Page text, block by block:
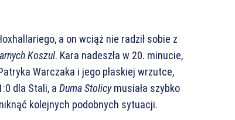
a on wciąż nie radził sobie z
Koszul. Kara nadeszła w 20. minucie,
Warczaka i jego płaskiej wrzutce,
dla Stali, a Duma Stolicymusiała szybko
kolejnych podobnych sytuacji.